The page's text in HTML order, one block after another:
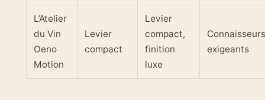
L’Atelier
du Vin
Oeno
Motion
Levier
compact
Levier
compact,
finition
luxe
Connaisseurs
exigeants